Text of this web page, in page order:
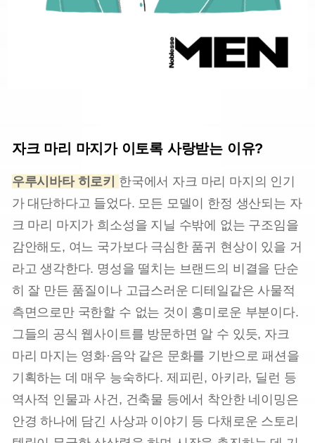
자크 마리 마지가 이토록 사랑받는 이유?
우루시바타 히로키 한국에서 자크 마리 마지의 인기
가 대단하다고 들었다. 모든 모델이 한정 생산되는 자
크 마리 마지가 희소성을 지닐 수밖에 없는 구조임을
감안해도, 여느 국가보다 극심한 품귀 현상이 있을 거
라고 생각한다. 명성을 떨치는 브랜드의 비결을 단순
히 잘 만든 품질이나 고급스러운 디테일같은 사물적
측면으로만 국한할 수 없는 것이 흥미로운 부분이다.
그들의 공식 웹사이트를 방문하면 알 수 있듯, 자크
마리 마지는 영화·음악 같은 문화를 기반으로 패션을
기획하는 데 매우 능숙하다. 제피린, 아키라, 딜런 등
역사적 인물과 사건, 건축물 등에서 착안한 네이밍은
안경 하나에 담긴 사상과 이야기 등 다채로운 스토리